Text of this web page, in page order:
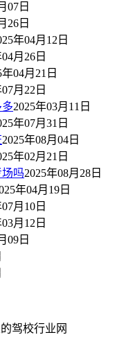
07日
26日
年04月12日
月26日
年04月21日
月22日
2025年03月11日
年07月31日
2025年08月04日
年02月21日
吗2025年08月28日
年04月19日
月10日
月12日
09日
驾校行业网